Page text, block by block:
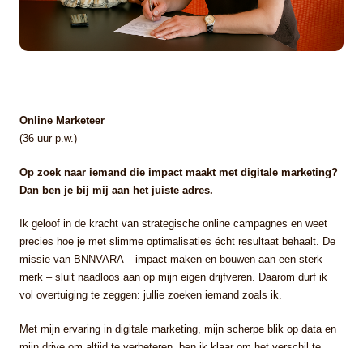
Online Marketeer
(36 uur p.w.)
Op zoek naar iemand die impact maakt met digitale marketing?
Dan ben je bij mij aan het juiste adres.
Ik geloof in de kracht van strategische online campagnes en weet
precies hoe je met slimme optimalisaties écht resultaat behaalt. De
missie van BNNVARA – impact maken en bouwen aan een sterk
merk – sluit naadloos aan op mijn eigen drijfveren. Daarom durf ik
vol overtuiging te zeggen: jullie zoeken iemand zoals ik.
Met mijn ervaring in digitale marketing, mijn scherpe blik op data en